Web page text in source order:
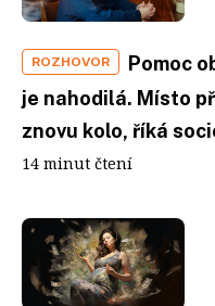
ROZHOVOR
Pomoc
je nahodilá. Místo
znovu kolo, říká
14 minut čtení